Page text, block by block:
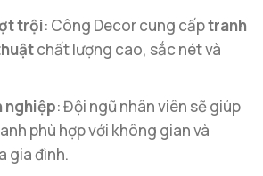
trội: Công Decor cung cấptranh
chất lượng cao, sắc nét và
nghiệp: Đội ngũ nhân viên sẽ giúp
phù hợp với không gian và
gia đình.